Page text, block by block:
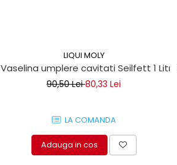
LIQUI MOLY
Vaselina umplere cavitati Seilfett 1 Litru
90,50 Lei80,33 Lei
LA COMANDA
Adauga in cos